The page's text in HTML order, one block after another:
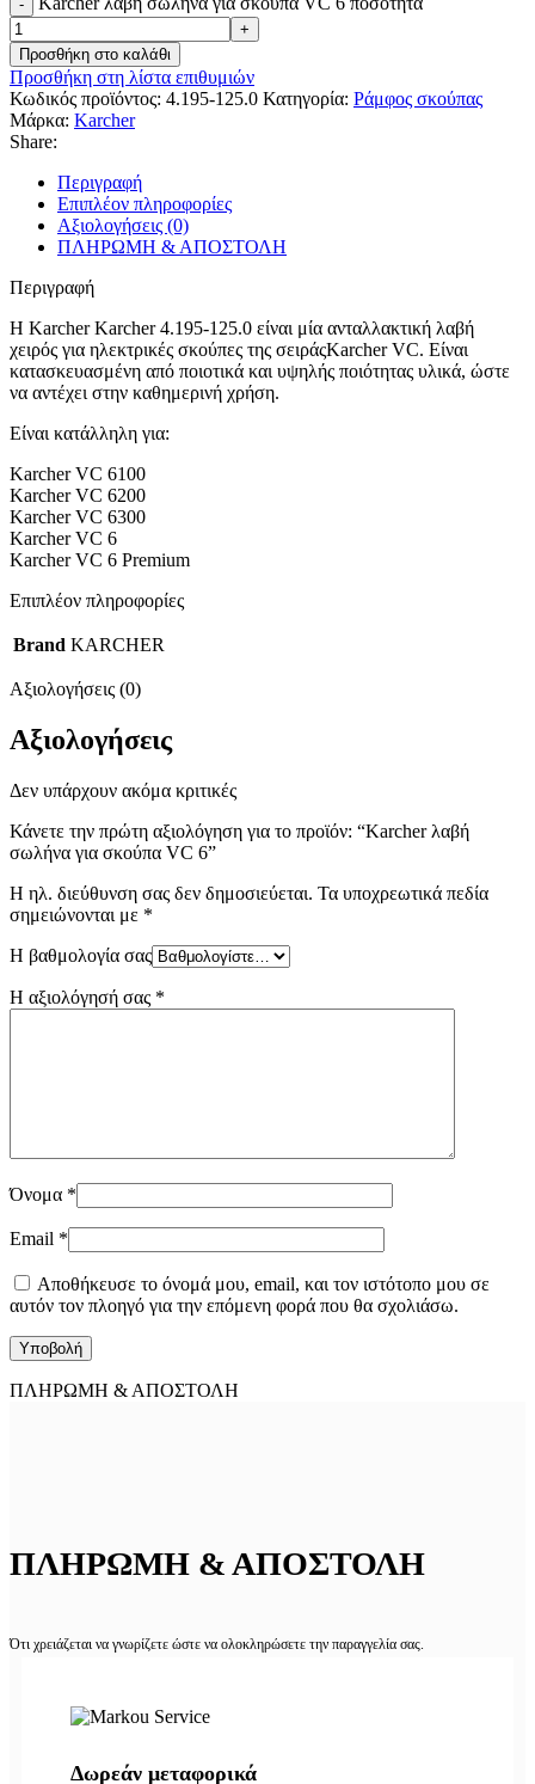
Προσθήκη στο καλάθι
Προσθήκη στη λίστα επιθυμιών
Κωδικός προϊόντος: 4.195-125.0 Κατηγορία: Ράμφος σκούπας
Μάρκα: Karcher
Share:
Περιγραφή
Επιπλέον πληροφορίες
Αξιολογήσεις (0)
ΠΛΗΡΩΜΗ & ΑΠΟΣΤΟΛΗ
Περιγραφή
Η Karcher Karcher 4.195-125.0 είναι μία ανταλλακτική λαβή
χειρός για ηλεκτρικές σκούπες της σειράςKarcher VC. Είναι
κατασκευασμένη από ποιοτικά και υψηλής ποιότητας υλικά, ώστε
να αντέχει στην καθημερινή χρήση.
Είναι κατάλληλη για:
Karcher VC 6100
Karcher VC 6200
Karcher VC 6300
Karcher VC 6
Karcher VC 6 Premium
Επιπλέον πληροφορίες
Brand KARCHER
Αξιολογήσεις (0)
Αξιολογήσεις
Δεν υπάρχουν ακόμα κριτικές
Κάνετε την πρώτη αξιολόγηση για το προϊόν: “Karcher λαβή
σωλήνα για σκούπα VC 6”
Η ηλ. διεύθυνση σας δεν δημοσιεύεται. Τα υποχρεωτικά πεδία
σημειώνονται με *
Η βαθμολογία σας
Η αξιολόγησή σας *
Όνομα *
Email *
Αποθήκευσε το όνομά μου, email, και τον ιστότοπο μου σε
αυτόν τον πλοηγό για την επόμενη φορά που θα σχολιάσω.
ΠΛΗΡΩΜΗ & ΑΠΟΣΤΟΛΗ
ΠΛΗΡΩΜΗ & ΑΠΟΣΤΟΛΗ
Ότι χρειάζεται να γνωρίζετε ώστε να ολοκληρώσετε την παραγγελία σας.
Δωρεάν μεταφορικά